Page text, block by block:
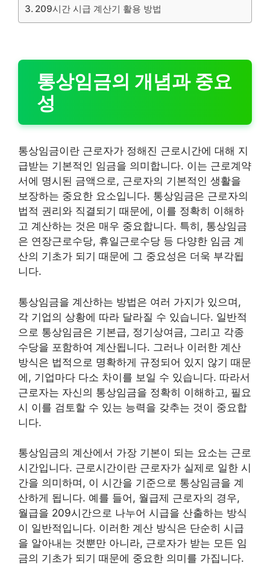
209시간 시급 계산기 활용 방법
통상임금의 개념과 중요
성
통상임금이란 근로자가 정해진 근로시간에 대해 지
급받는 기본적인 임금을 의미합니다. 이는 근로계약
서에 명시된 금액으로, 근로자의 기본적인 생활을
보장하는 중요한 요소입니다. 통상임금은 근로자의
법적 권리와 직결되기 때문에, 이를 정확히 이해하
고 계산하는 것은 매우 중요합니다. 특히, 통상임금
은 연장근로수당, 휴일근로수당 등 다양한 임금 계
산의 기초가 되기 때문에 그 중요성은 더욱 부각됩
니다.
통상임금을 계산하는 방법은 여러 가지가 있으며,
각 기업의 상황에 따라 달라질 수 있습니다. 일반적
으로 통상임금은 기본급, 정기상여금, 그리고 각종
수당을 포함하여 계산됩니다. 그러나 이러한 계산
방식은 법적으로 명확하게 규정되어 있지 않기 때문
에, 기업마다 다소 차이를 보일 수 있습니다. 따라서
근로자는 자신의 통상임금을 정확히 이해하고, 필요
시 이를 검토할 수 있는 능력을 갖추는 것이 중요합
니다.
통상임금의 계산에서 가장 기본이 되는 요소는 근로
시간입니다. 근로시간이란 근로자가 실제로 일한 시
간을 의미하며, 이 시간을 기준으로 통상임금을 계
산하게 됩니다. 예를 들어, 월급제 근로자의 경우,
월급을 209시간으로 나누어 시급을 산출하는 방식
이 일반적입니다. 이러한 계산 방식은 단순히 시급
을 알아내는 것뿐만 아니라, 근로자가 받는 모든 임
금의 기초가 되기 때문에 중요한 의미를 가집니다.